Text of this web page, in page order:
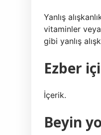
Yanlış
vitaminler
gibi yanlış
Ezber
İçerik.
Beyin